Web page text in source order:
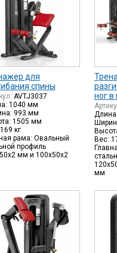
для
спины
AVTJ3037
1040 мм
993 мм
1505 мм
кг
рама: Овальный
профиль
мм и 100х50х2
ног
Вес:
мм